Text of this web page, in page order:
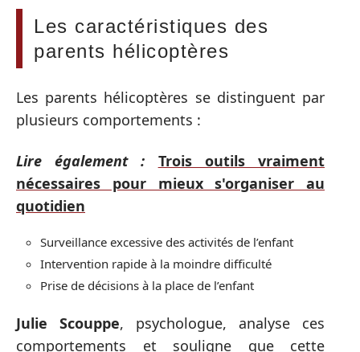
Les caractéristiques des
parents hélicoptères
Les parents hélicoptères se distinguent par
plusieurs comportements :
Lire également :
Trois outils vraiment
nécessaires pour mieux s'organiser au
quotidien
Surveillance excessive des activités de l’enfant
Intervention rapide à la moindre difficulté
Prise de décisions à la place de l’enfant
Julie Scouppe, psychologue, analyse ces
comportements et souligne que cette